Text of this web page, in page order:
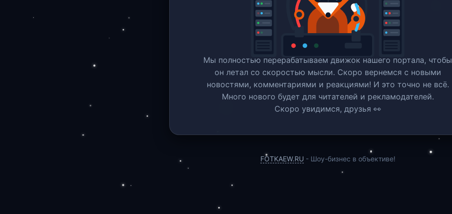
Мы полностью перерабатываем движок нашего портала, чтобы
он летал со скоростью мысли. Скоро вернемся c новыми
новостями, комментариями и реакциями! И это точно не всё.
Много нового будет для читателей и рекламодателей.
Скоро увидимся, друзья 👀
FOTKAEW.RU - Шоу-бизнес в объективе!